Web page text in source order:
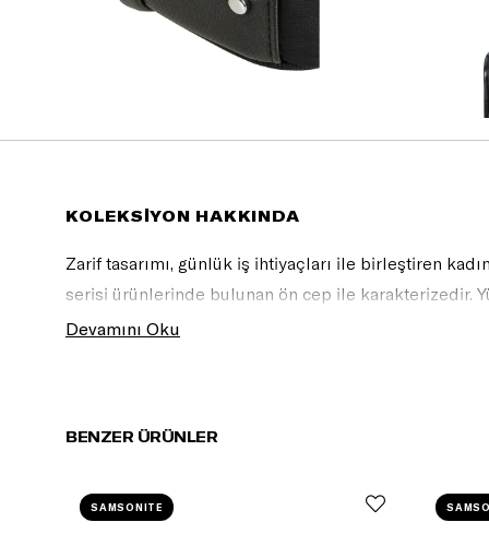
KOLEKSİYON HAKKINDA
Zarif tasarımı, günlük iş ihtiyaçları ile birleştiren
serisi ürünlerinde bulunan ön cep ile karakterizedir.
şekiller oluşturur ve metal detayları ile ön plana
Devamını Oku
BENZER ÜRÜNLER
SAMSONITE